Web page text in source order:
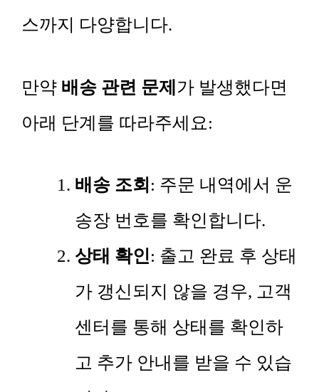
스까지 다양합니다.
만약 배송 관련 문제 가 발생했다면
아래 단계를 따라주세요:
배송 조회 : 주문 내역에서 운
송장 번호를 확인합니다.
상태 확인: 출고 완료 후 상태
가 갱신되지 않을 경우, 고객
센터를 통해 상태를 확인하
고 추가 안내를 받을 수 있습